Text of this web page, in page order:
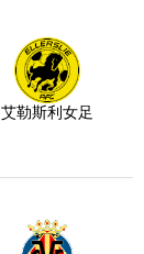
艾勒斯利女足